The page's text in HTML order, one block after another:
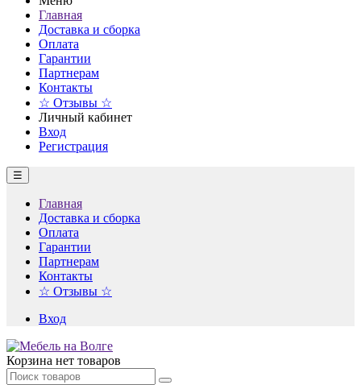
Главная
Доставка и сборка
Оплата
Гарантии
Партнерам
Контакты
☆ Отзывы ☆
Личный кабинет
Вход
Регистрация
☰
Главная
Доставка и сборка
Оплата
Гарантии
Партнерам
Контакты
☆ Отзывы ☆
Вход
Корзина нет товаров